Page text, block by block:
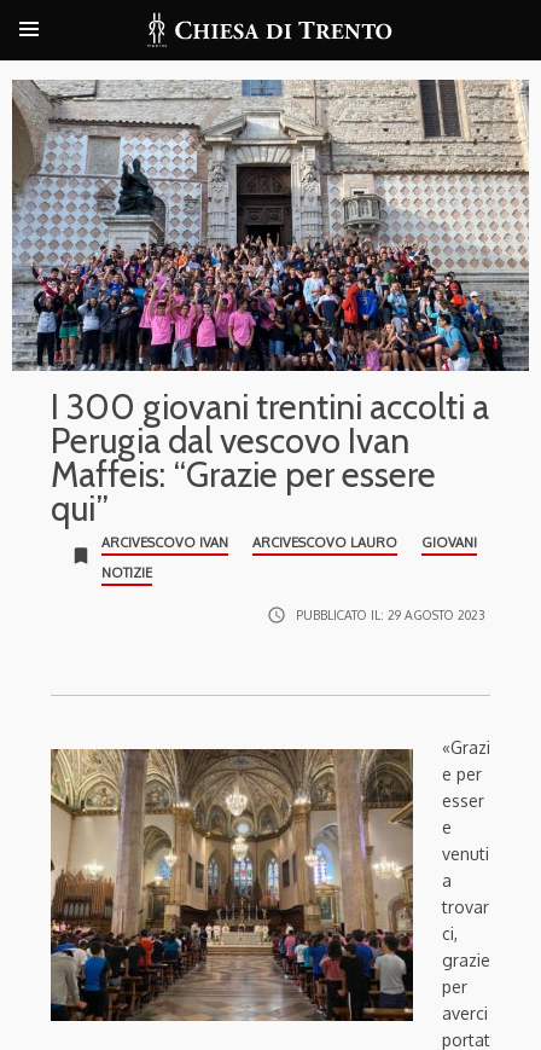
I 300 giovani trentini accolti a
Perugia dal vescovo Ivan
Maffeis: “Grazie per essere
qui”
bookmark
ARCIVESCOVO IVAN ARCIVESCOVO LAURO
GIOVANI
NOTIZIE
access_time PUBBLICATO IL: 29 AGOSTO 2023
«Grazi
e per
esser
e
venuti
a
trovar
ci,
grazie
per
averci
portat